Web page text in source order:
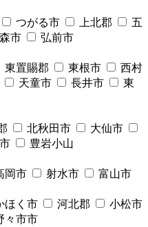
つがる市 上北郡
五
市
弘前市
東置賜郡 東根市
西村
天童市 長井市
東
北秋田市
大仙市
豊岩小山
岡市 射水市
富山市
ほく市 河北郡
小松市
々市市